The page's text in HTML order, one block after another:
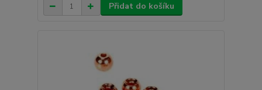
Přidat do košíku